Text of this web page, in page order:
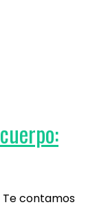
Te contamos